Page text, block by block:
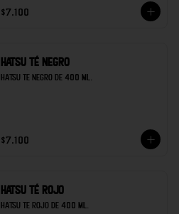
$7.100
Hatsu té negro
Hatsu te negro de 400 ml.
$7.100
Hatsu té rojo
Hatsu te rojo de 400 ml.